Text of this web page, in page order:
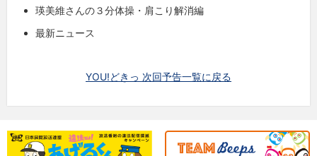
瑛美維さんの３分体操・肩こり解消編
最新ニュース
YOU!どきっ 次回予告一覧に戻る